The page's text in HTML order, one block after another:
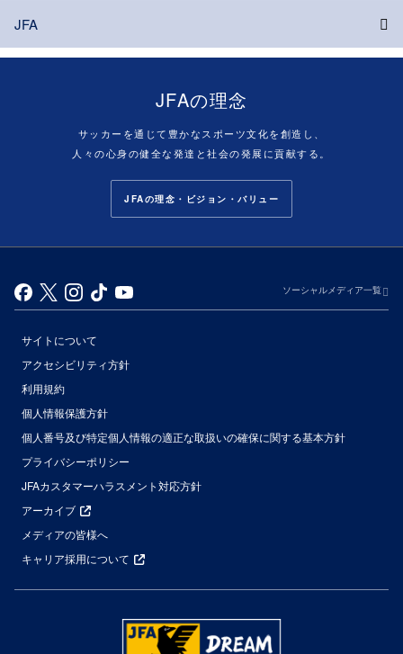
JFA
JFAの理念
サッカーを通じて豊かなスポーツ文化を創造し、
人々の心身の健全な発達と社会の発展に貢献する。
JFAの理念・ビジョン・バリュー
ソーシャルメディア一覧
サイトについて
アクセシビリティ方針
利用規約
個人情報保護方針
個人番号及び特定個人情報の適正な取扱いの確保に関する基本方針
プライバシーポリシー
JFAカスタマーハラスメント対応方針
アーカイブ
メディアの皆様へ
キャリア採用について